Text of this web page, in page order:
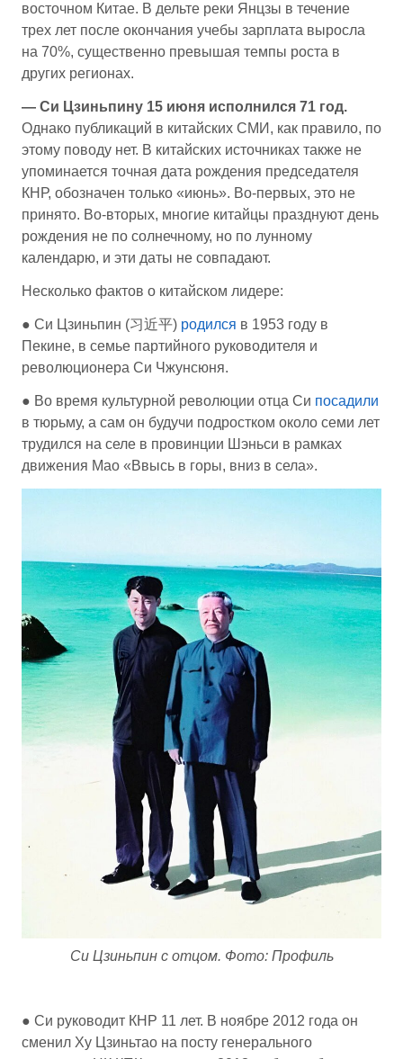
восточном Китае. В дельте реки Янцзы в течение
трех лет после окончания учебы зарплата выросла
на 70%, существенно превышая темпы роста в
других регионах.
— Си Цзиньпину 15 июня исполнился 71 год.
Однако публикаций в китайских СМИ, как правило, по
этому поводу нет. В китайских источниках также не
упоминается точная дата рождения председателя
КНР, обозначен только «июнь». Во-первых, это не
принято. Во-вторых, многие китайцы празднуют день
рождения не по солнечному, но по лунному
календарю, и эти даты не совпадают.
Несколько фактов о китайском лидере:
● Си Цзиньпин (习近平) родился в 1953 году в
Пекине, в семье партийного руководителя и
революционера Си Чжунсюня.
● Во время культурной революции отца Си посадили
в тюрьму, а сам он будучи подростком около семи лет
трудился на селе в провинции Шэньси в рамках
движения Мао «Ввысь в горы, вниз в села».
Си Цзиньпин с отцом. Фото: Профиль
● Си руководит КНР 11 лет. В ноябре 2012 года он
сменил Ху Цзиньтао на посту генерального